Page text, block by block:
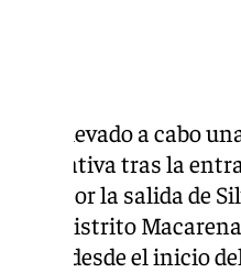
ha llevado a cabo
tras la
por la salida de
y del distrito
desde el inicio